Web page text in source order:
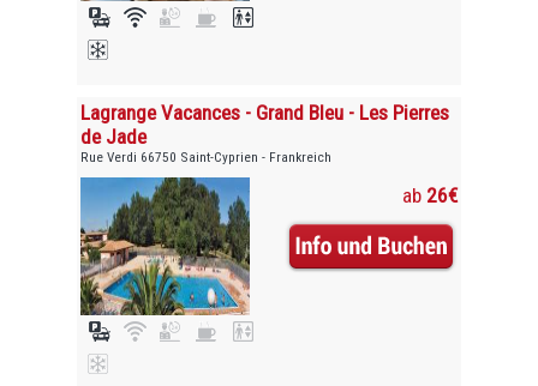
Lagrange Vacances - Grand Bleu - Les Pierres
de Jade
Rue Verdi 66750 Saint-Cyprien - Frankreich
ab 26€